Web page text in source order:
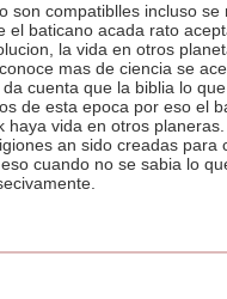
compatiblles incluso
baticano acada rato
la vida en otros
mas de ciencia se
cuenta que la biblia lo
de esta epoca por eso el
vida en otros
an sido creadas para
cuando no se sabia lo